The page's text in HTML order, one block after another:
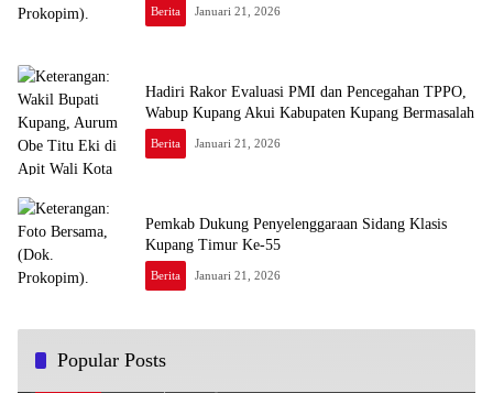
Berita Januari 21, 2026
Hadiri Rakor Evaluasi PMI dan Pencegahan TPPO,
Wabup Kupang Akui Kabupaten Kupang Bermasalah
Berita Januari 21, 2026
Pemkab Dukung Penyelenggaraan Sidang Klasis
Kupang Timur Ke-55
Berita Januari 21, 2026
Popular Posts
1
Kabupaten Kupang